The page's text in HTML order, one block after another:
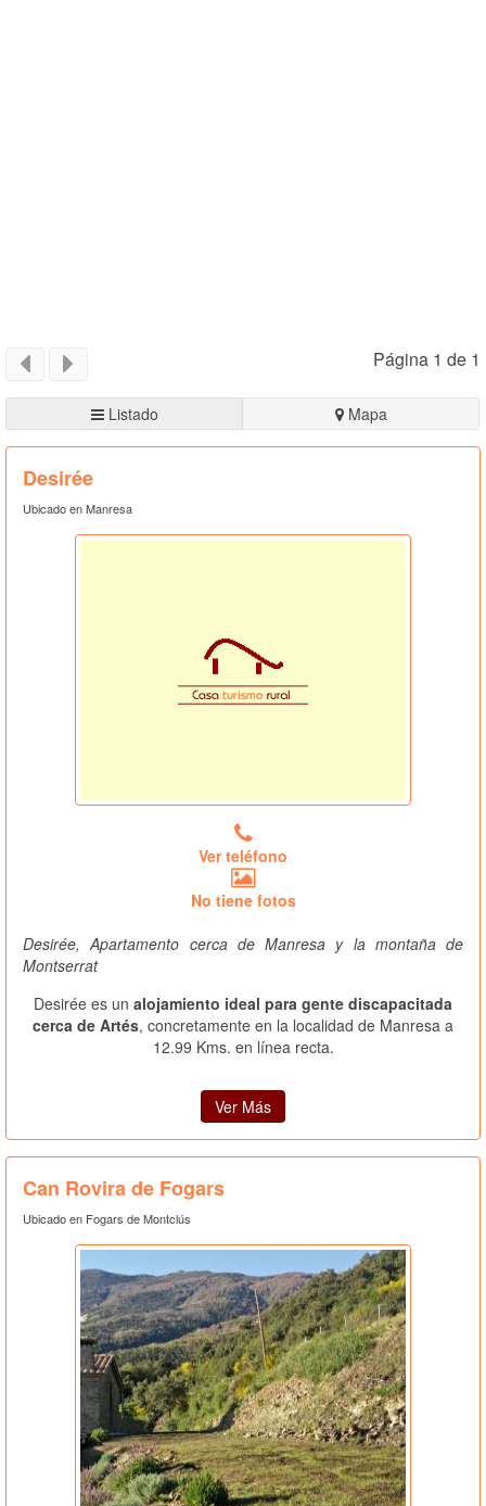
Página 1 de 1
Listado Mapa
Desirée
Ubicado en Manresa
Ver teléfono
No tiene fotos
Desirée, Apartamento cerca de Manresa y la montaña de
Montserrat
Desirée es un alojamiento ideal para gente discapacitada
cerca de Artés, concretamente en la localidad de Manresa a
12.99 Kms. en línea recta.
Ver Más
Can Rovira de Fogars
Ubicado en Fogars de Montclús